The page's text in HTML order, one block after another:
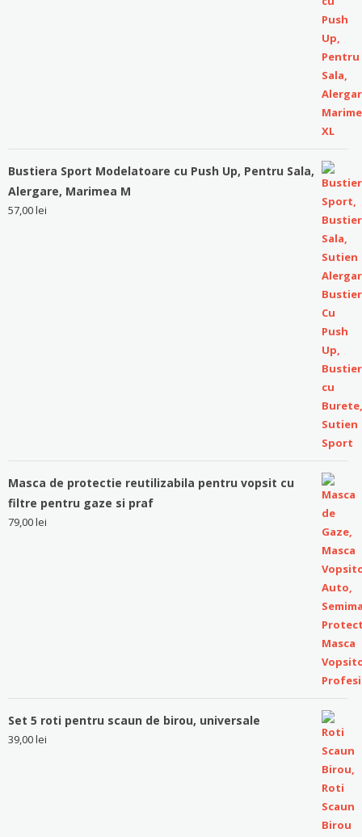
Bustiera Sport Modelatoare cu Push Up, Pentru Sala,
Alergare, Marimea M
57,00lei
Masca de protectie reutilizabila pentru vopsit cu
filtre pentru gaze si praf
79,00lei
Set 5 roti pentru scaun de birou, universale
39,00lei